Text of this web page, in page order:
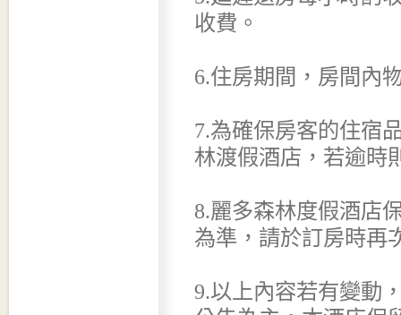
收費。
6.住房期間，房間內
7.為確保房客的住宿
林渡假酒店，若逾時
8.麗多森林度假酒店
為準，請於訂房時再
9.以上內容若有變動